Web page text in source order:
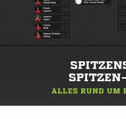
ALLES RUND UM